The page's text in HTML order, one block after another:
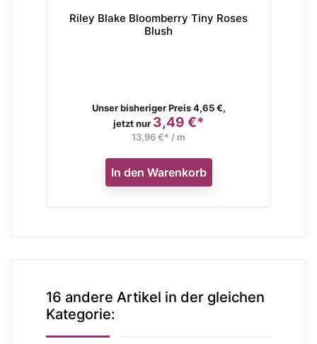
Riley Blake Bloomberry Tiny Roses
Blush
Verkaufspreis
Unser bisheriger Preis 4,65 €,
jetzt nur Preis
3,49 €*
13,96 €* / m
In den Warenkorb
16 andere Artikel in der gleichen
Kategorie: